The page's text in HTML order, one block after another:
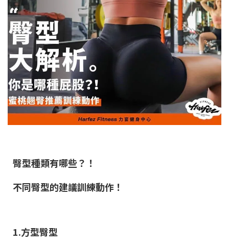
臀型種類有哪些？！
不同臀型的建議訓練動作 ！
1.方型臀型